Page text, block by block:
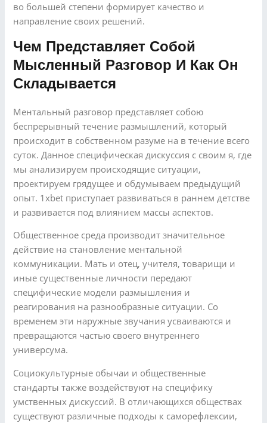
во большей степени формирует качество и
направление своих решений.
Чем Представляет Собой
Мысленный Разговор И Как Он
Складывается
Ментальный разговор представляет собою
беспрерывный течение размышлений, который
происходит в собственном разуме на в течение всего
суток. Данное специфическая дискуссия с своим я, где
мы анализируем происходящие ситуации,
проектируем грядущее и обдумываем предыдущий
опыт. 1xbet приступает развиваться в раннем детстве
и развивается под влиянием массы аспектов.
Общественное среда производит значительное
действие на становление ментальной
коммуникации. Мать и отец, учителя, товарищи и
иные существенные личности передают
специфические модели размышления и
реагирования на разнообразные ситуации. Со
временем эти наружные звучания усваиваются и
превращаются частью своего внутреннего
универсума.
Социокультурные обычаи и общественные
стандарты также воздействуют на специфику
умственных дискуссий. В отличающихся обществах
существуют различные подходы к саморефлексии,